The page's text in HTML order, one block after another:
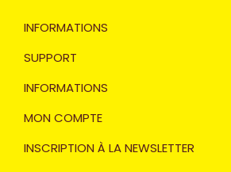
INFORMATIONS
SUPPORT
INFORMATIONS
MON COMPTE
INSCRIPTION À LA NEWSLETTER